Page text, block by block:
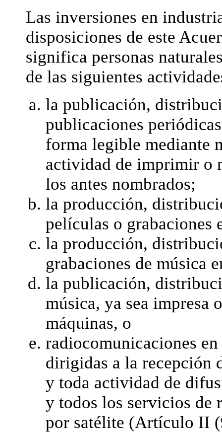
Las inversiones en
disposiciones de este
significa personas
de las siguientes
la publicación,
publicaciones
forma legible mediante
actividad de imprimir o
los antes nombrados;
la producción,
películas o grabaciones
la producción,
grabaciones de música
la publicación,
música, ya sea impresa
máquinas, o
radiocomunicaciones
dirigidas a la recepción
y toda actividad de
y todos los servicios de
por satélite (Artículo II